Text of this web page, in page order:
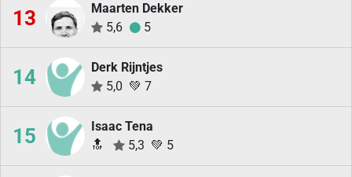
13
Maarten Dekker
5,6
5
14
Derk Rijntjes
5,0 💚 7
15
Isaac Tena
🔝
5,3 💚 5